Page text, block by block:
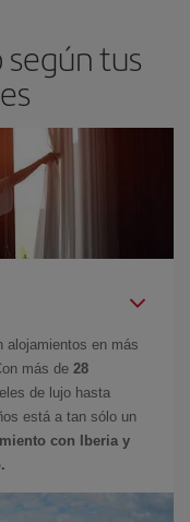
tus
alojamientos en más
más de 28
de lujo hasta
está a tan sólo un
con Iberia y